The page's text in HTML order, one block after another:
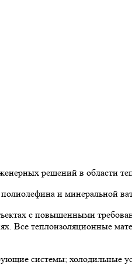
решений в области
и минеральной
с повышенными
Все теплоизоляционные
системы; холодильные